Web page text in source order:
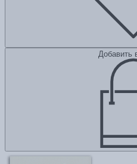
Добавить